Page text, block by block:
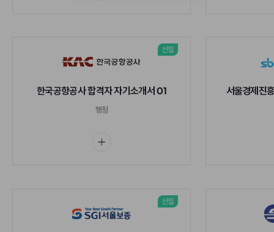
신입
한국공항공사 합격자 자기소개서 01
행정
서울경제진
신입